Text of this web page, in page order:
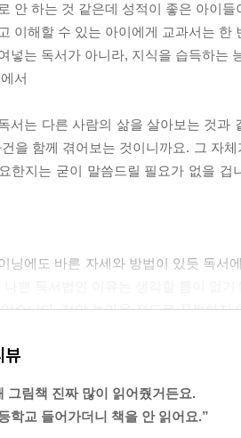
위인들의 독서법
서법 12] 2주 동안 한 권을 세 번씩 읽
다 손이 더 깊게 읽는다
독서법 13] 1년에 책 한 권을 베껴 적는
서법 14] 지식 전문가로 만드는 초록
아이에게 맞는 공부머리 독서법 찾기
아이 독서 계획 세우기
서가 ‘공부’가 아닐 때 공부머리는 자란다
안 하는 것 같은데 성적이 좋은 아이
이해할 수 있는 아이에게 교과서는
넣는 독서가 아니라, 지식을 습득하는
서
서는 다른 사람의 삶을 살아보는 것과
을 함께 겪어보는 것이니까요. 그 자
한지는 굳이 말씀드릴 필요가 없을
닝에도 바른 자세와 방법이 있듯 독서
습니다. 정말 놀라울 정도로 꿈쩍하지
서 능동적일 수 있는 사람은 없습니다.
뷰
그림책 진짜 많이 읽어줬거든요.
학교 들어가더니 책을 안 읽어요.”